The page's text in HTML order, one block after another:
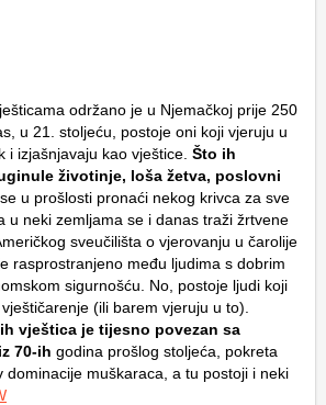
održano je u Njemačkoj prije 250
u 21. stoljeću, postoje oni koji vjeruju u
i izjašnjavaju kao vještice. Što ih
životinje, loša žetva, poslovni
u prošlosti pronaći nekog krivca za sve
u neki zemljama se i danas traži žrtvene
sveučilišta o vjerovanju u čarolije
rasprostranjeno među ljudima s dobrim
sigurnošću. No, postoje ljudi koji
(ili barem vjeruju u to).
vještica je tijesno povezan sa
70-ih godina prošlog stoljeća, pokreta
dominacije muškaraca, a tu postoji i neki